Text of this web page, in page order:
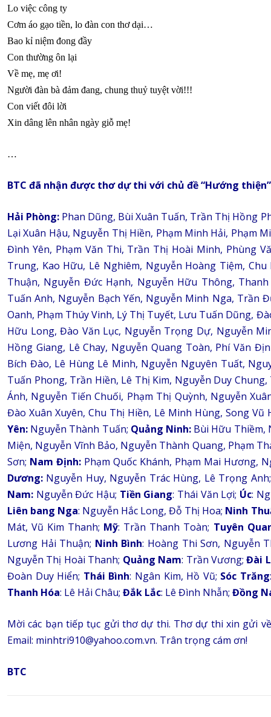
Lo việc công ty
Cơm áo gạo tiền, lo đàn con thơ dại…
Bao kỉ niệm đong đầy
Con thường ôn lại
Về mẹ, mẹ ơi!
Người đàn bà đảm đang, chung thuỷ tuyệt vời!!!
Con viết đôi lời
Xin dâng lên nhân ngày giỗ mẹ!
…
BTC đã nhận được thơ dự thi với chủ đề “Hướng
Hải Phòng: Phan Dũng, Bùi Xuân Tuấn, Trần Thị Hồng
Lại Xuân Hậu, Nguyễn Thị Hiền, Phạm Minh Hải, Phạm
Đình Yên, Phạm Văn Thi, Trần Thị Hoài Minh, Phùng
Trung, Kao Hữu, Lê Nghiêm, Nguyễn Hoàng Tiệm,
Thuận, Nguyễn Đức Hạnh, Nguyễn Hữu Thông,
Tuấn Anh, Nguyễn Bạch Yến, Nguyễn Minh Nga, Trần
Oanh, Phạm Thúy Vinh, Lý Thị Tuyết, Lưu Tuấn Dũng,
Hữu Long, Đào Văn Lục, Nguyễn Trọng Dự, Nguyễn
Hồng Giang, Lê Chay, Nguyễn Quang Toàn, Phí Văn
Bích Đào, Lê Hùng Lê Minh, Nguyễn Nguyên Tuất,
Tuấn Phong, Trần Hiền, Lê Thị Kim, Nguyễn Duy
Ánh, Nguyễn Tiến Chuối, Phạm Thị Quỳnh, Nguyễn
Đào Xuân Xuyên, Chu Thị Hiền, Lê Minh Hùng, Song
Yên: Nguyễn Thành Tuấn; Quảng Ninh: Bùi Hữu Thiềm,
Miện, Nguyễn Vĩnh Bảo, Nguyễn Thành Quang, Phạm
Sơn; Nam Định:Phạm Quốc Khánh, Phạm Mai Hương,
Dương: Nguyễn Huy, Nguyễn Trác Hùng, Lê Trọng
Nam: Nguyễn Đức Hậu; Tiền Giang: Thái Văn Lợi; Úc:
Liên bang Nga: Nguyễn Hắc Long, Đỗ Thị Hoa; Ninh
Mát, Vũ Kim Thanh; Mỹ: Trần Thanh Toàn; Tuyên
Lương Hải Thuận; Ninh Bình: Hoàng Thi Sơn, Nguyễn
Nguyễn Thị Hoài Thanh; Quảng Nam: Trần Vương;Đài
Đoàn Duy Hiển; Thái Bình: Ngân Kim, Hồ Vũ; Sóc Trăng
Thanh Hóa: Lê Hải Châu; Đắk Lắc: Lê Đình Nhẫn; Đồng
Mời các bạn tiếp tục gửi thơ dự thi. Thơ dự thi xin gửi
Email: minhtri910@yahoo.com.vn. Trân trọng cám ơn!
BTC